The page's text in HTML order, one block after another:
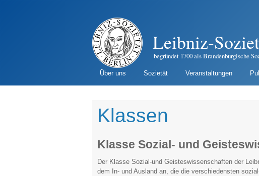
Leibniz-
begründet 1700 als Brandenburgische
Über uns Sozietät Veranstaltungen
Klassen
Klasse Sozial- und
Der Klasse Sozial-und Geisteswissenschaften der
dem In- und Ausland an, die die verschiedensten